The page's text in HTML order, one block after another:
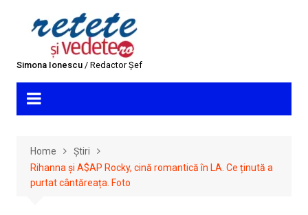
Simona Ionescu/ Redactor Șef
Home
Știri
Rihanna și A$AP Rocky, cină romantică în LA. Ce ținută a
purtat cântăreața. Foto